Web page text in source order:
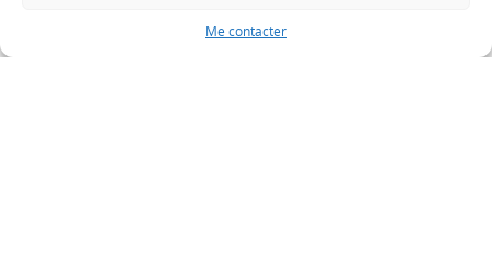
Me contacter